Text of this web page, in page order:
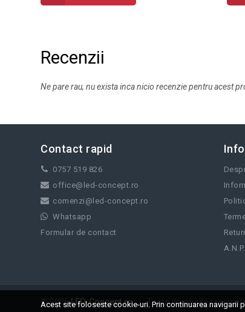
Recenzii
Ne pare rau, nu exista inca nicio recenzie pentru acest
Contact rapid
0757 519 826
office@led-concept.ro
comenzi@led-concept.ro
Whatsapp
Formular de contact
© 2026LED-Concept.ro | Toate drepturile
Acest site foloseste cookie-uri. Prin continuarea